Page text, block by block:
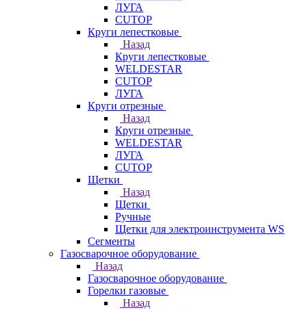
ЛУГА
CUTOP
Круги лепестковые
Назад
Круги лепестковые
WELDESTAR
CUTOP
ЛУГА
Круги отрезные
Назад
Круги отрезные
WELDESTAR
ЛУГА
CUTOP
Щетки
Назад
Щетки
Ручные
Щетки для электроинструмента WS
Сегменты
Газосварочное оборудование
Назад
Газосварочное оборудование
Горелки газовые
Назад